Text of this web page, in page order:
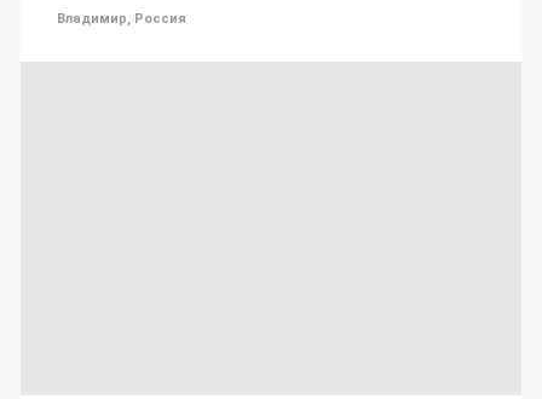
Владимир, Россия